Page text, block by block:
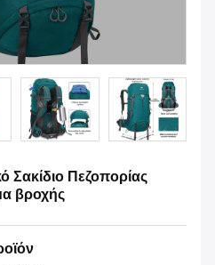
Σακίδιο Πεζοπορίας
βροχής